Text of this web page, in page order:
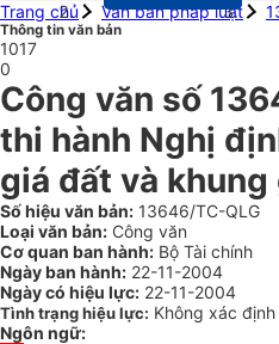
Trang chủ
Văn bản pháp luật
Thông tin văn bản
1017
0
Công văn số
thi hành Nghị
giá đất và
Số hiệu văn bản: 13646/TC-QLG
Loại văn bản: Công văn
Cơ quan ban hành: Bộ Tài chính
Ngày ban hành: 22-11-2004
Ngày có hiệu lực: 22-11-2004
Tình trạng hiệu lực: Không xác định
Ngôn ngữ: